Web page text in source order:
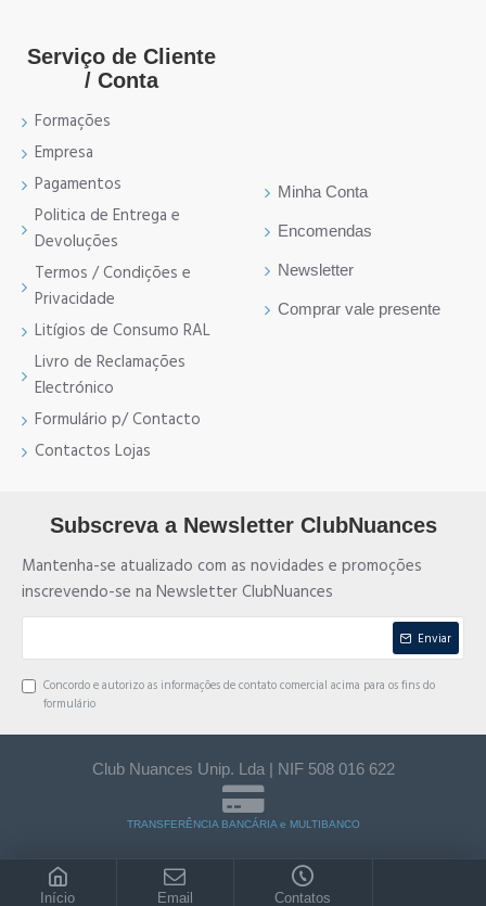
Serviço de Cliente
/ Conta
Formações
Empresa
Pagamentos
Politica de Entrega e
Devoluções
Termos / Condições e
Privacidade
Litígios de Consumo RAL
Livro de Reclamações
Electrónico
Formulário p/ Contacto
Contactos Lojas
Minha Conta
Encomendas
Newsletter
Comprar vale presente
Subscreva a Newsletter ClubNuances
Mantenha-se atualizado com as novidades e promoções
inscrevendo-se na Newsletter ClubNuances
Enviar
Concordo e autorizo as informações de contato comercial acima para os fins do
formulário
Club Nuances Unip. Lda | NIF 508 016 622
TRANSFERÊNCIA BANCÁRIA e MULTIBANCO
Início Email Contatos